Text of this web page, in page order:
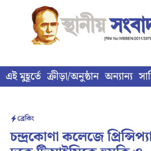
content
এই মুহূর্তে ক্রীড়া/অনুষ্ঠান অন্যান্য
ব্রেকিং
চন্দ্রকোণা কলেজে